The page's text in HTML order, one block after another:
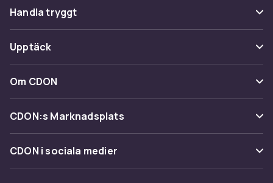
Vanliga frågor
Spåra paket
Ångra & Returnera här
Kundservice
Handla tryggt
Betalning
Leverans
Återkallelser
Upptäck
Kategorier
Varumärken
Shopit.se
Om CDON
Om oss
Kundrecensioner
CDON:s Marknadsplats
Sälj på CDON
Bli affiliate
CDON i sociala medier